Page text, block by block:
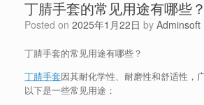
丁腈手套的常见用途有哪些？
Posted on 2025年1月22日 by Adminsoft
丁腈手套的常见用途有哪些？
丁腈手套因其耐化学性、耐磨性和舒适性，
以下是一些常见用途：